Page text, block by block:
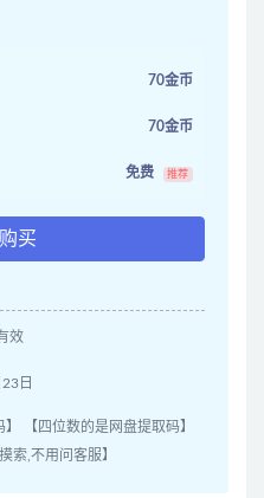
70金币
70金币
免费 推荐
买
效
日
【四位数的是网盘提取码】
索,不用问客服】